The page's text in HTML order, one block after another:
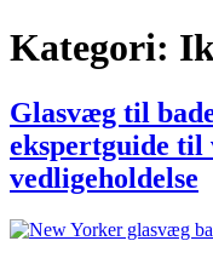
Kategori:
Glasvæg til
ekspertguide
vedligeholdelse